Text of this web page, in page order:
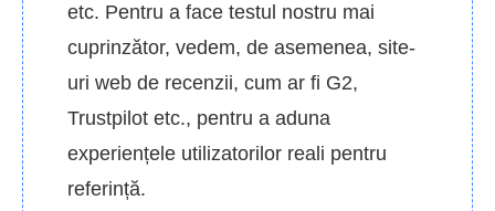
etc. Pentru a face testul nostru mai
cuprinzător, vedem, de asemenea, site-
uri web de recenzii, cum ar fi G2,
Trustpilot etc., pentru a aduna
experiențele utilizatorilor reali pentru
referință.